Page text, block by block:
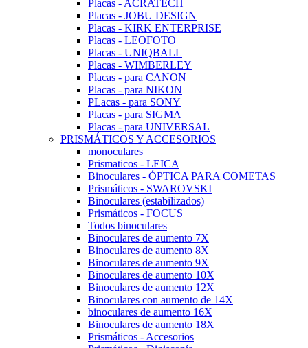
Placas - ACRATECH
Placas - JOBU DESIGN
Placas - KIRK ENTERPRISE
Placas - LEOFOTO
Placas - UNIQBALL
Placas - WIMBERLEY
Placas - para CANON
Placas - para NIKON
PLacas - para SONY
Placas - para SIGMA
Placas - para UNIVERSAL
PRISMÁTICOS Y ACCESORIOS
monoculares
Prismaticos - LEICA
Binoculares - ÓPTICA PARA COMETAS
Prismáticos - SWAROVSKI
Binoculares (estabilizados)
Prismáticos - FOCUS
Todos binoculares
Binoculares de aumento 7X
Binoculares de aumento 8X
Binoculares de aumento 9X
Binoculares de aumento 10X
Binoculares de aumento 12X
Binoculares con aumento de 14X
binoculares de aumento 16X
Binoculares de aumento 18X
Prismáticos - Accesorios